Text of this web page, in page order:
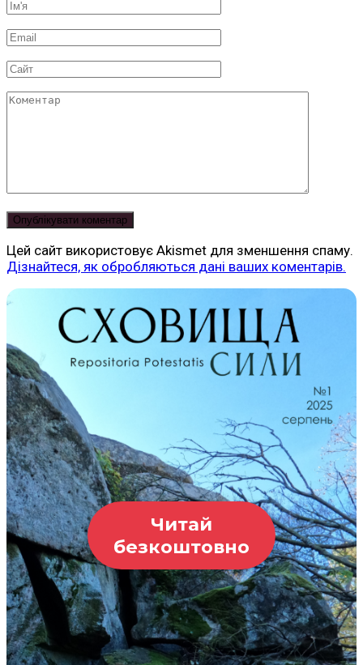
Ім'я
Email
Сайт
Коментар
Цей сайт використовує Akismet для зменшення спаму.
Дізнайтеся, як обробляються дані ваших коментарів.
Читай
безкоштовно